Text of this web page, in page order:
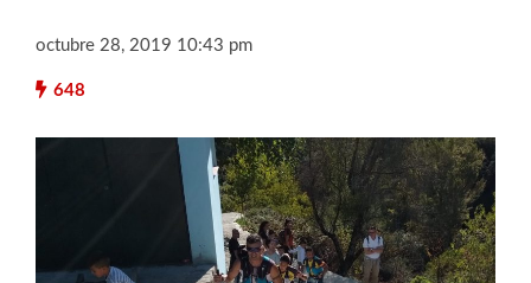
octubre 28, 2019 10:43 pm
648